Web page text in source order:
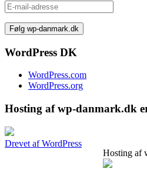
E-
mail-
adresse
WordPress DK
WordPress.com
WordPress.org
Hosting af wp-danmark.dk
Drevet af WordPress
Hosting af